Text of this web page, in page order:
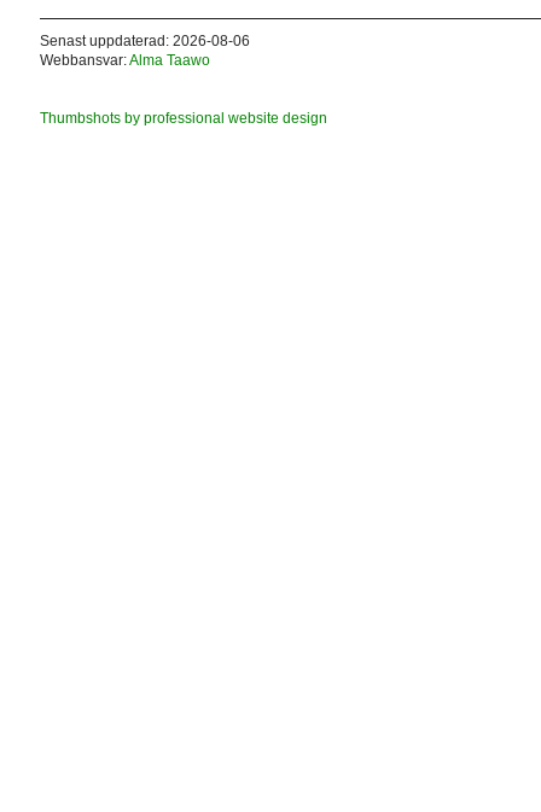
Senast uppdaterad: 2026-08-06
Webbansvar:Alma Taawo
Thumbshots by professional website design